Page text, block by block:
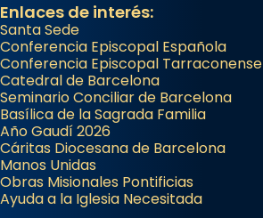
Enlaces de interés:
Santa Sede
Conferencia Episcopal Española
Conferencia Episcopal Tarraconense
Catedral de Barcelona
Seminario Conciliar de Barcelona
Basílica de la Sagrada Familia
Año Gaudí 2026
Cáritas Diocesana de Barcelona
Manos Unidas
Obras Misionales Pontificias
Ayuda a la Iglesia Necesitada